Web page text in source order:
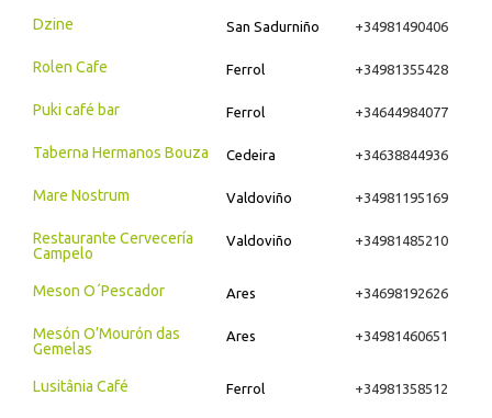
Dzine San Sadurniño +34981490406
Rolen Cafe Ferrol +34981355428
Puki café bar Ferrol +34644984077
Taberna Hermanos Bouza Cedeira +34638844936
Mare Nostrum Valdoviño +34981195169
Restaurante Cervecería
Campelo
Valdoviño +34981485210
Meson O´Pescador Ares +34698192626
Mesón O’Mourón das
Gemelas
Ares +34981460651
Lusitânia Café Ferrol +34981358512